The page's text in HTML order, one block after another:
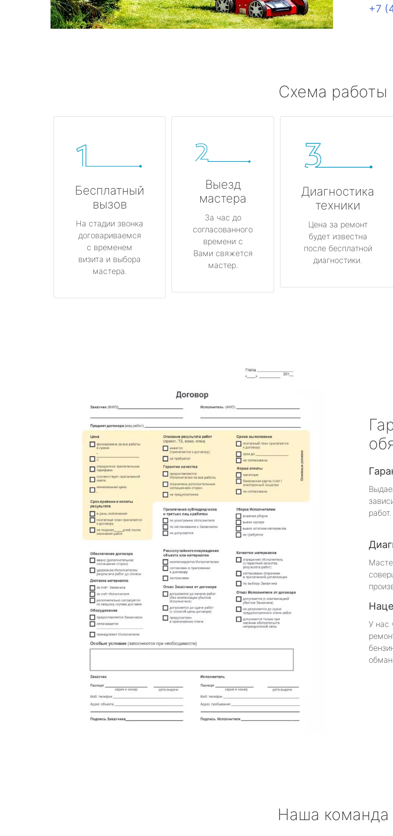
+7
Схема работы
Бесплатный
вызов
На стадии звонка
договариваемся
с временем
визита и выбора
мастера.
Выезд
мастера
За час до
согласованного
времени с
Вами свяжется
мастер.
Диагностика
техники
Цена за ремонт
будет известна
после бесплатной
диагностики.
работ.
У нас
Наша команда